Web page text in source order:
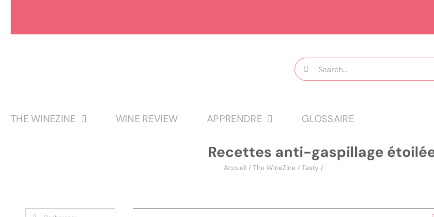
Rechercher:
THE WINEZINE WINE REVIEW APPRENDRE GLOSSAIRE
Recettes anti-gaspillage
Accueil / The WineZine/ Tasty /
Rechercher: